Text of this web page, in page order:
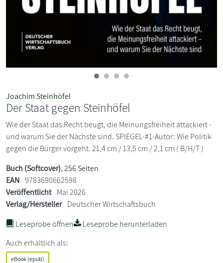
Joachim Steinhöfel
Der Staat gegen Steinhöfel
Wie der Staat das Recht beugt, die Meinungsfreiheit attackiert -
und warum Sie der Nächste sind. SPIEGEL-#1-Autor: Wie Politik
gegen die Bürger vorgeht. 21,4 cm / 13,5 cm / 2,1 cm ( B/H/T )
Buch (Softcover), 256 Seiten
EAN 9783690662598
Veröffentlicht Mai 2026
Verlag/Hersteller Deutscher Wirtschaftsbuch
Leseprobe öffnen
Leseprobe herunterladen
Auch erhältlich als:
eBook (epub)